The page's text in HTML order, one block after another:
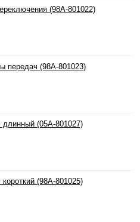
(98A-801022)
передач (98A-801023)
(05A-801027)
(98A-801025)